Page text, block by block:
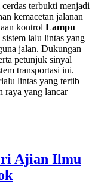
terbukti menjadi
kemacetan jalanan
kontrol Lampu
lalu lintas yang
jalan. Dukungan
petunjuk sinyal
transportasi ini.
lintas yang tertib
raya yang lancar
Ajian Ilmu